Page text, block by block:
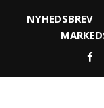
NYHEDSBREV